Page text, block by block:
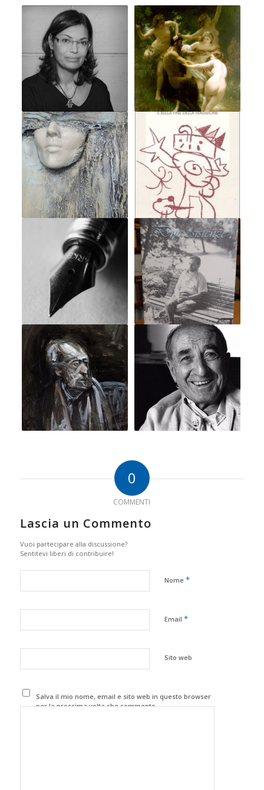
0
COMMENTI
Lascia un Commento
Vuoi partecipare alla discussione?
Sentitevi liberi di contribuire!
Nome *
Email *
Sito web
Salva il mio nome, email e sito web in questo browser
per la prossima volta che commento.